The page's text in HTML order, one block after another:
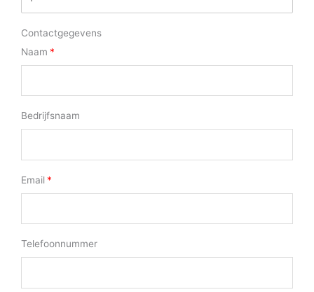
Contactgegevens
Naam
Bedrijfsnaam
Email
Telefoonnummer